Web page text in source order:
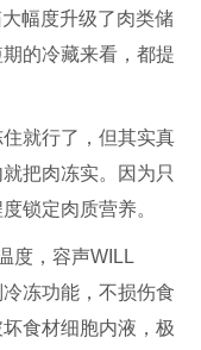
幅度升级了肉类储
的冷藏来看，都提
就行了，但其实真
把肉冻实。因为只
锁定肉质营养。
度，容声WILL
冻功能，不损伤食
食材细胞内液，极